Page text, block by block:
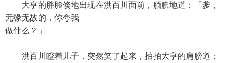
大亨的胖脸倏地出现在洪百川面前，腼腆地道：「爹，
无缘无故的，你夸我
做什么？」
洪百川瞪着儿子，突然笑了起来，拍拍大亨的肩膀道：